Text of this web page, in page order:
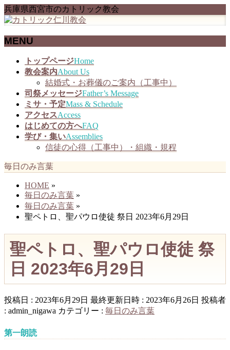
兵庫県西宮市のカトリック教会
MENU
トップページHome
教会案内About Us
結婚式・お葬儀のご案内（工事中）
司祭メッセージFather’s Message
ミサ・予定Mass & Schedule
アクセスAccess
はじめての方へFAQ
学び・集いAssemblies
信徒の心得（工事中）・組織・規程
毎日のみ言葉
HOME »
毎日のみ言葉 »
毎日のみ言葉 »
聖ペトロ、聖パウロ使徒 祭日 2023年6月29日
聖ペトロ、聖パウロ使徒 祭
日 2023年6月29日
投稿日 : 2023年6月29日 最終更新日時 : 2023年6月26日 投稿者
: admin_nigawa カテゴリー : 毎日のみ言葉
第一朗読